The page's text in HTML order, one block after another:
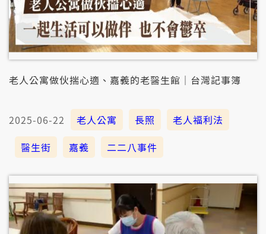
老人公寓做伙揣心適、嘉義的老醫生館｜台灣記事簿
2025-06-22 老人公寓 長照
老人福利法
醫生街
嘉義 二二八事件